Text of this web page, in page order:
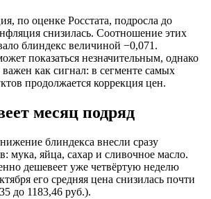
по оценке Росстата, подросла до
снизилась. Соотношение этих
блиндекс величиной −0,071.
показаться незначительным, однако
как сигнал: в сегменте самых
продолжается коррекция цен.
месяц подряд
блиндекса внесли сразу
мука, яйца, сахар и сливочное масло.
дешевеет уже четвёртую неделю
его средняя цена снизилась почти
до 1183,46 руб.).